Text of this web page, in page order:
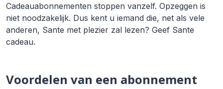
Cadeauabonnementen stoppen vanzelf. Opzeggen is
niet noodzakelijk. Dus kent u iemand die, net als vele
anderen, Sante met plezier zal lezen? Geef Sante
cadeau.
Voordelen van een abonnement